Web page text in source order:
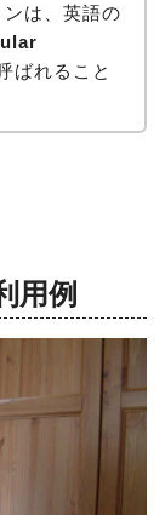
は、英語の
ばれること
用例